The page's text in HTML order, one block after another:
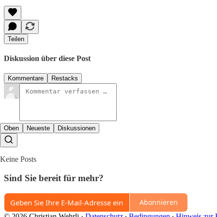
Teilen
Diskussion über diese Post
Kommentare Restacks
Oben Neueste Diskussionen
Keine Posts
Sind Sie bereit für mehr?
Abonnieren